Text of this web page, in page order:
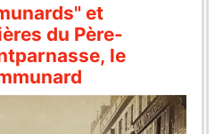
et
du Père-
le